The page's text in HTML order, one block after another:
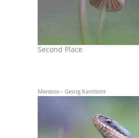
Second Place
Marasso - Georg Kantioler